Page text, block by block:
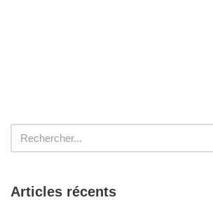
Articles récents